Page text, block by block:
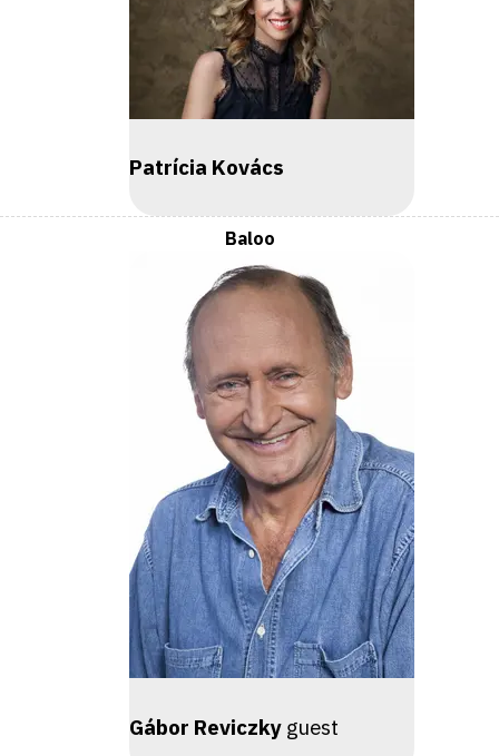
Patrícia Kovács
Baloo
Gábor Reviczky guest